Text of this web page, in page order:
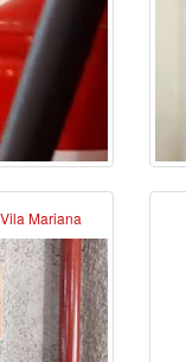
Mariana